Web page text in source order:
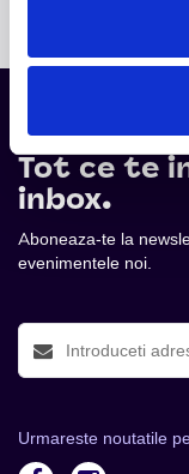
Tot ce te
inbox.
Aboneaza-te la
evenimentele noi.
Urmareste noutatile